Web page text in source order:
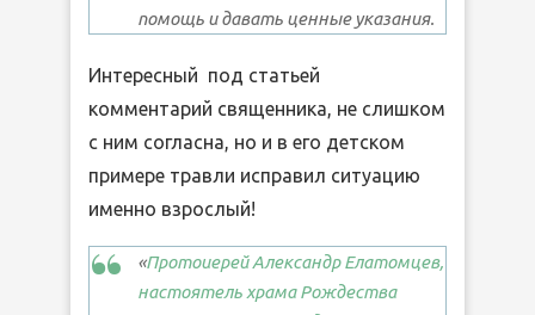
помощь и давать ценные указания.
Интересный под статьей
комментарий священника, не слишком
с ним согласна, но и в его детском
примере травли исправил ситуацию
именно взрослый!
«Протоиерей Александр Елатомцев,
настоятель храма Рождества